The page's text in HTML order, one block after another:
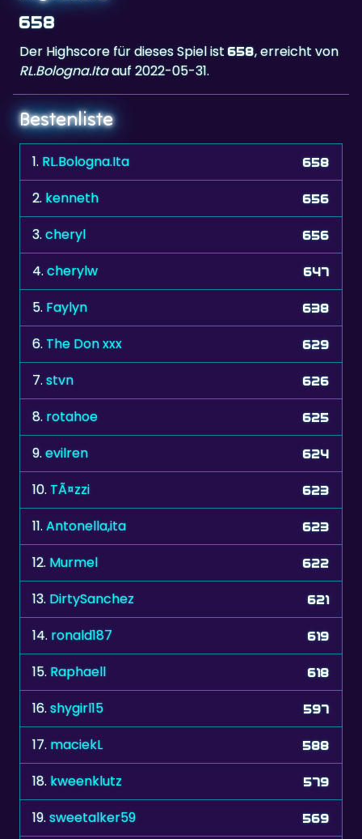
Der Highscore für dieses Spiel ist
RL.Bologna.Ita
Bestenliste
1.RL.Bologna.Ita
2.kenneth 656
3. cheryl 656
4.cherylw 647
5. Faylyn 638
6. The Don xxx 629
7. stvn 626
8. rotahoe 625
9. evilren 624
10.TÃ¤zzi 623
11. Antonella,ita 623
12.Murmel 622
13. DirtySanchez 621
14.ronald187 619
15. Raphaell 618
16. shygirl15 597
17. maciekL 588
18. kweenklutz 579
19. sweetalker59 569
20.Hotpink 569